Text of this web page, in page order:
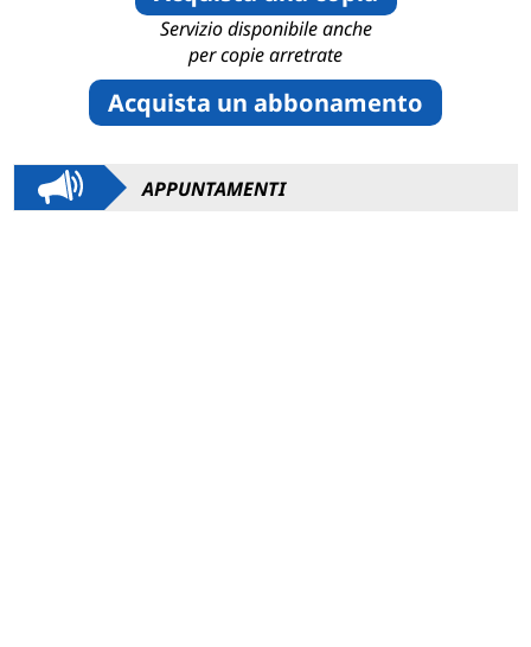
Servizio disponibile anche
per copie arretrate
Acquista un abbonamento
APPUNTAMENTI